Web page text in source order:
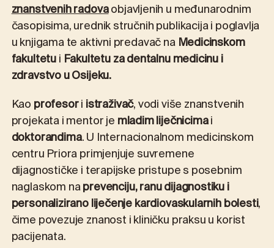
znanstvenih radovaobjavljenih u međunarodnim
časopisima, urednik stručnih publikacija i poglavlja
u knjigama te aktivni predavač naMedicinskom
fakultetui Fakultetu za dentalnu medicinu i
zdravstvo u Osijeku.
Kaoprofesoriistraživač, vodi više znanstvenih
projekata i mentor jemladim liječnicimai
doktorandima. U Internacionalnom medicinskom
centru Priora primjenjuje suvremene
dijagnostičke i terapijske pristupe s posebnim
naglaskom naprevenciju, ranu dijagnostiku i
personalizirano liječenje kardiovaskularnih bolesti,
čime povezuje znanost i kliničku praksu u korist
pacijenata.